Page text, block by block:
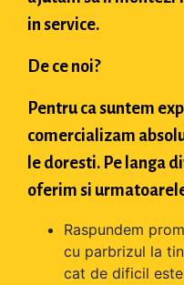
in service.
De ce noi?
Pentru ca suntem
comercializam
le doresti. Pe langa
oferim si
Raspundem
cu parbrizul la
cat de dificil